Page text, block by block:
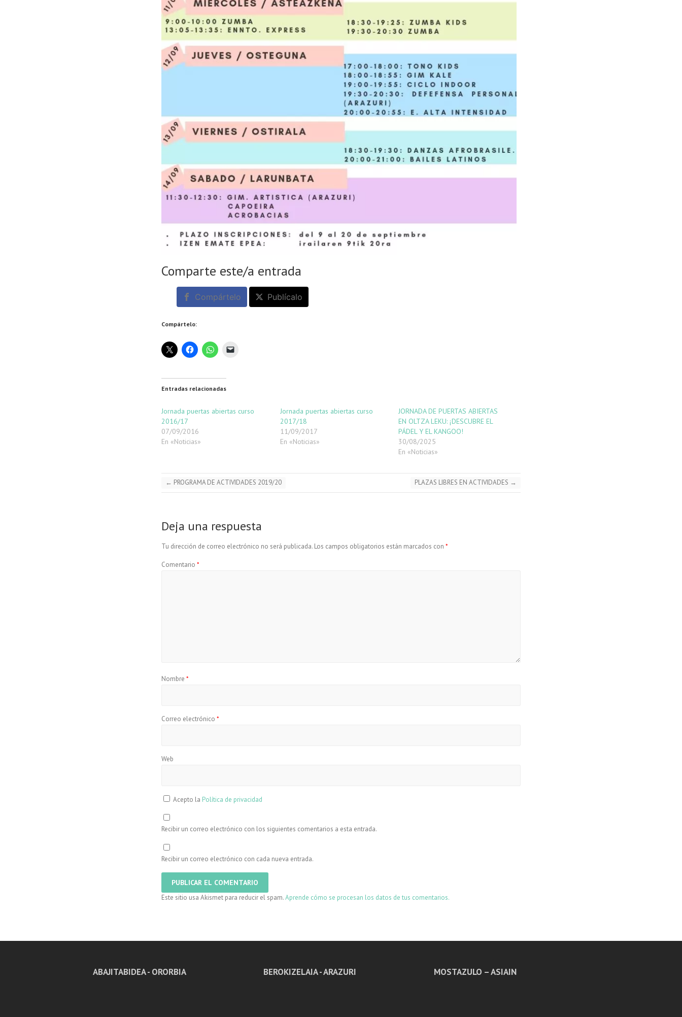
Comparte este/a entrada
Compártelo Publícalo
Compártelo:
Entradas relacionadas
Jornada puertas abiertas curso
2016/17
07/09/2016
En «Noticias»
Jornada puertas abiertas curso
2017/18
11/09/2017
En «Noticias»
JORNADA DE PUERTAS ABIERTAS
EN OLTZA LEKU: ¡DESCUBRE EL
PÁDEL Y EL KANGOO!
30/08/2025
En «Noticias»
← PROGRAMA DE ACTIVIDADES 2019/20 PLAZAS LIBRES EN ACTIVIDADES →
Deja una respuesta
Tu dirección de correo electrónico no será publicada. Los campos obligatorios están marcados con *
Comentario *
Nombre *
Correo electrónico *
Web
Acepto la Política de privacidad
Recibir un correo electrónico con los siguientes comentarios a esta entrada.
Recibir un correo electrónico con cada nueva entrada.
Este sitio usa Akismet para reducir el spam.Aprende cómo se procesan los datos de tus comentarios.
ABAJITABIDEA - ORORBIA BEROKIZELAIA - ARAZURI MOSTAZULO – ASIAIN